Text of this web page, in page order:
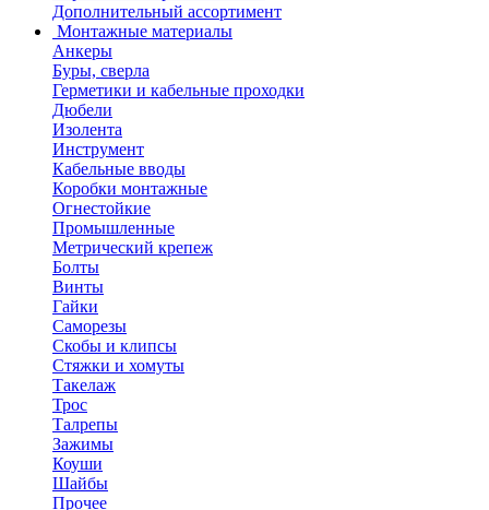
Дополнительный ассортимент
Монтажные материалы
Анкеры
Буры, сверла
Герметики и кабельные проходки
Дюбели
Изолента
Инструмент
Кабельные вводы
Коробки монтажные
Огнестойкие
Промышленные
Метрический крепеж
Болты
Винты
Гайки
Саморезы
Скобы и клипсы
Стяжки и хомуты
Такелаж
Трос
Талрепы
Зажимы
Коуши
Шайбы
Прочее